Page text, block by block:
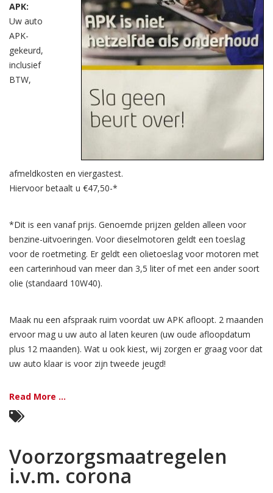
APK:
Uw auto
APK-
gekeurd,
inclusief
BTW,
afmeldkosten en viergastest.
Hiervoor betaalt u €47,50-*
*Dit is een vanaf prijs. Genoemde prijzen gelden alleen voor
benzine-uitvoeringen. Voor dieselmotoren geldt een toeslag
voor de roetmeting. Er geldt een olietoeslag voor motoren met
een carterinhoud van meer dan 3,5 liter of met een ander soort
olie (standaard 10W40).
Maak nu een afspraak ruim voordat uw APK afloopt. 2 maanden
ervoor mag u uw auto al laten keuren (uw oude afloopdatum
plus 12 maanden). Wat u ook kiest, wij zorgen er graag voor dat
uw auto klaar is voor zijn tweede jeugd!
Read More ...
Voorzorgsmaatregelen
i.v.m. corona